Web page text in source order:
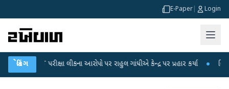
E-Paper Login
બ્રેકિંગ
NET પરીક્ષા લીકના આરોપો પર રાહુલ ગાંધીએ કેન્દ્ર પર પ્રહાર કર્યા ● હિંમતનગરમાં